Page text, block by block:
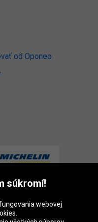
od Oponeo
súkromí!
webovej